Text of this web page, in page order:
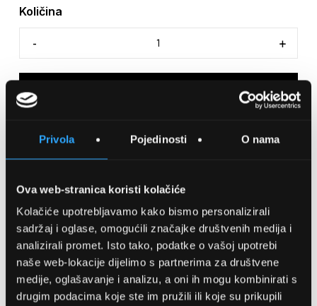
Privola Pojedinosti O nama
Ova web-stranica koristi kolačiće
Kolačiće upotrebljavamo kako bismo personalizirali
sadržaj i oglase, omogućili značajke društvenih medija i
analizirali promet. Isto tako, podatke o vašoj upotrebi
naše web-lokacije dijelimo s partnerima za društvene
medije, oglašavanje i analizu, a oni ih mogu kombinirati s
drugim podacima koje ste im pružili ili koje su prikupili
Količina
SPREMITE NA LISTU ŽELJA
Detalji
Podijeli s prijateljima